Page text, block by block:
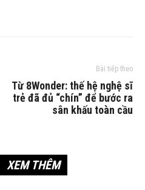
Bài tiếp theo
Từ 8Wonder: thế hệ nghệ sĩ
trẻ đã đủ “chín” để bước ra
sân khấu toàn cầu
XEM THÊM